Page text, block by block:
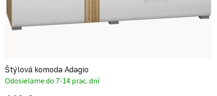
Štýlová komoda Adagio
Odosielame do 7-14 prac. dní